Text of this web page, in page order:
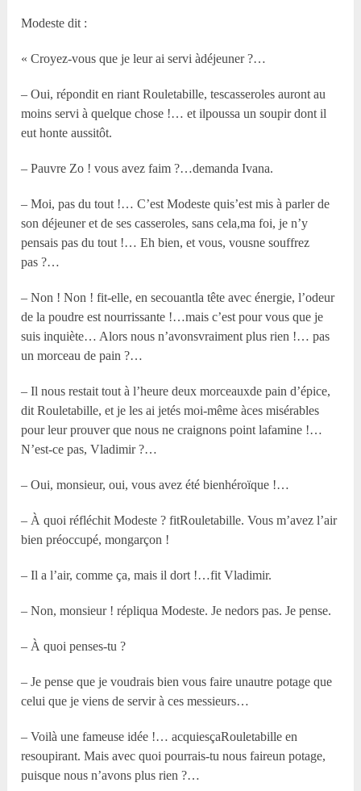
Modeste dit :
« Croyez-vous que je leur ai servi àdéjeuner ?…
– Oui, répondit en riant Rouletabille, tescasseroles auront au
moins servi à quelque chose !… et ilpoussa un soupir dont il
eut honte aussitôt.
– Pauvre Zo ! vous avez faim ?…demanda Ivana.
– Moi, pas du tout !… C’est Modeste quis’est mis à parler de
son déjeuner et de ses casseroles, sans cela,ma foi, je n’y
pensais pas du tout !… Eh bien, et vous, vousne souffrez
pas ?…
– Non ! Non ! fit-elle, en secouantla tête avec énergie, l’odeur
de la poudre est nourrissante !…mais c’est pour vous que je
suis inquiète… Alors nous n’avonsvraiment plus rien !… pas
un morceau de pain ?…
– Il nous restait tout à l’heure deux morceauxde pain d’épice,
dit Rouletabille, et je les ai jetés moi-même àces misérables
pour leur prouver que nous ne craignons point lafamine !…
N’est-ce pas, Vladimir ?…
– Oui, monsieur, oui, vous avez été bienhéroïque !…
– À quoi réfléchit Modeste ? fitRouletabille. Vous m’avez l’air
bien préoccupé, mongarçon !
– Il a l’air, comme ça, mais il dort !…fit Vladimir.
– Non, monsieur ! répliqua Modeste. Je nedors pas. Je pense.
– À quoi penses-tu ?
– Je pense que je voudrais bien vous faire unautre potage que
celui que je viens de servir à ces messieurs…
– Voilà une fameuse idée !… acquiesçaRouletabille en
resoupirant. Mais avec quoi pourrais-tu nous faireun potage,
puisque nous n’avons plus rien ?…